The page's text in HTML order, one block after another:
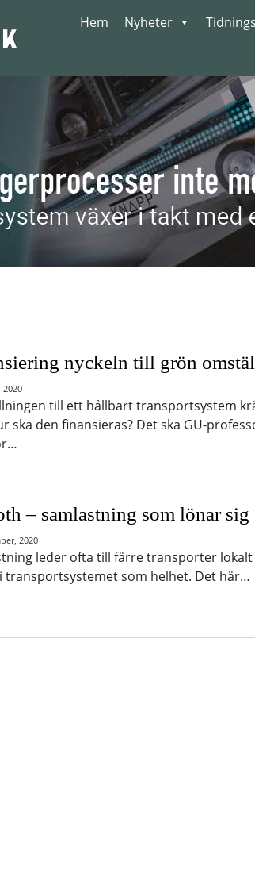
Hem Nyheter
nyckeln till grön
till ett hållbart transportsystem
ska den finansieras? Det ska GU-
– samlastning som lönar sig
2020
leder ofta till färre transporter
transportsystemet som helhet. Det här…